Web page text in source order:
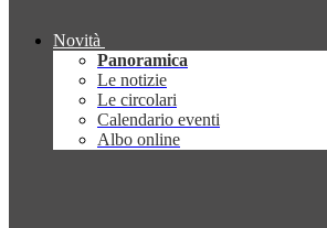
Novità
Panoramica
Le notizie
Le circolari
Calendario eventi
Albo online